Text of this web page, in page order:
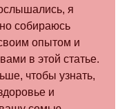
я
собираюсь
опытом и
в этой статье.
чтобы узнать,
и